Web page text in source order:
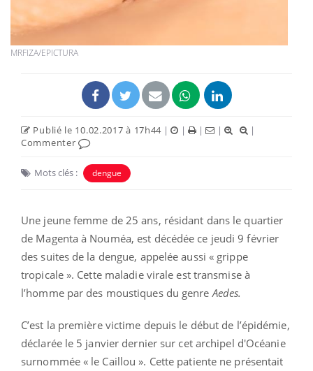
MRFIZA/EPICTURA
Publié le 10.02.2017 à 17h44 | | | |
|
Commenter
Mots clés : dengue
Une jeune femme de 25 ans, résidant dans le quartier
de Magenta à Nouméa, est décédée ce jeudi 9 février
des suites de la dengue, appelée aussi « grippe
tropicale ». Cette maladie virale est transmise à
l’homme par des moustiques du genre Aedes.
C’est la première victime depuis le début de l’épidémie,
déclarée le 5 janvier dernier sur cet archipel d'Océanie
surnommée « le Caillou ». Cette patiente ne présentait